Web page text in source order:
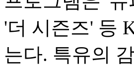
'더 시즌즈' 등
는다. 특유의